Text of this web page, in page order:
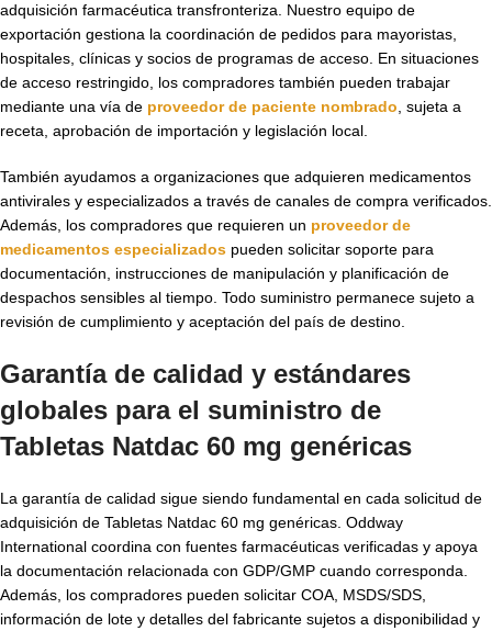
adquisición farmacéutica transfronteriza. Nuestro equipo de
exportación gestiona la coordinación de pedidos para mayoristas,
hospitales, clínicas y socios de programas de acceso. En situaciones
de acceso restringido, los compradores también pueden trabajar
mediante una vía de proveedor de paciente nombrado , sujeta a
receta, aprobación de importación y legislación local.
También ayudamos a organizaciones que adquieren medicamentos
antivirales y especializados a través de canales de compra verificados.
Además, los compradores que requieren un proveedor de
medicamentos especializados pueden solicitar soporte para
documentación, instrucciones de manipulación y planificación de
despachos sensibles al tiempo. Todo suministro permanece sujeto a
revisión de cumplimiento y aceptación del país de destino.
Garantía de calidad y estándares
globales para el suministro de
Tabletas Natdac 60 mg genéricas
La garantía de calidad sigue siendo fundamental en cada solicitud de
adquisición de Tabletas Natdac 60 mg genéricas. Oddway
International coordina con fuentes farmacéuticas verificadas y apoya
la documentación relacionada con GDP/GMP cuando corresponda.
Además, los compradores pueden solicitar COA, MSDS/SDS,
información de lote y detalles del fabricante sujetos a disponibilidad y